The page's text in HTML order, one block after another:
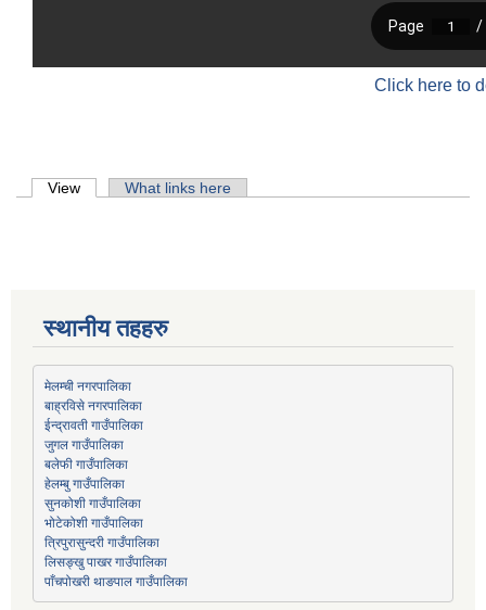
Click here to
Primary tabs
View (active tab)What links here
स्थानीय तहहरु
मेलम्ची नगरपालिका
बाह्रविसे नगरपालिका
ईन्द्रावती गाउँपालिका
जुगल गाउँपालिका
बलेफी गाउँपालिका
हेलम्बु गाउँपालिका
सुनकोशी गाउँपालिका
भोटेकोशी गाउँपालिका
त्रिपुरासुन्दरी गाउँपालिका
लिसङ्खु पाखर गाउँपालिका
पाँचपोखरी थाङपाल गाउँपालिका